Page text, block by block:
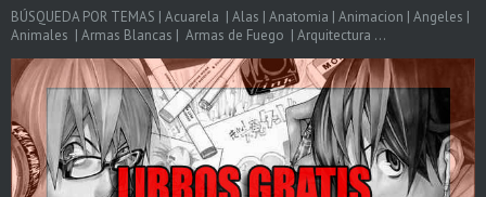
BÚSQUEDA POR TEMAS | Acuarela | Alas | Anatomia | Animacion | Angeles |
Animales | Armas Blancas | Armas de Fuego | Arquitectura ...